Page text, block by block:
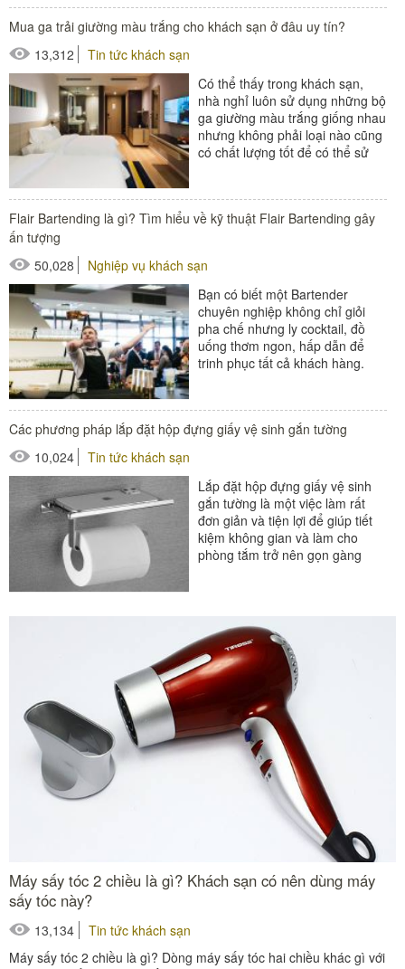
Mua ga trải giường màu trắng cho khách sạn ở đâu uy tín?
13,312
Tin tức khách sạn
Có thể thấy trong khách sạn,
nhà nghỉ luôn sử dụng những bộ
ga giường màu trắng giống nhau
nhưng không phải loại nào cũng
có chất lượng tốt để có thể sử
#ga trải giường
Flair Bartending là gì? Tìm hiểu về kỹ thuật Flair Bartending gây
ấn tượng
50,028
Nghiệp vụ khách sạn
Bạn có biết một Bartender
chuyên nghiệp không chỉ giỏi
pha chế nhưng ly cocktail, đồ
uống thơm ngon, hấp dẫn để
trinh phục tất cả khách hàng.
#thiết bị nhà hàng - bếp
Các phương pháp lắp đặt hộp đựng giấy vệ sinh gắn tường
10,024
Tin tức khách sạn
Lắp đặt hộp đựng giấy vệ sinh
gắn tường là một việc làm rất
đơn giản và tiện lợi để giúp tiết
kiệm không gian và làm cho
phòng tắm trở nên gọn gàng
Máy sấy tóc 2 chiều là gì? Khách sạn có nên dùng máy
sấy tóc này?
13,134
Tin tức khách sạn
Máy sấy tóc 2 chiều là gì? Dòng máy sấy tóc hai chiều khác gì với